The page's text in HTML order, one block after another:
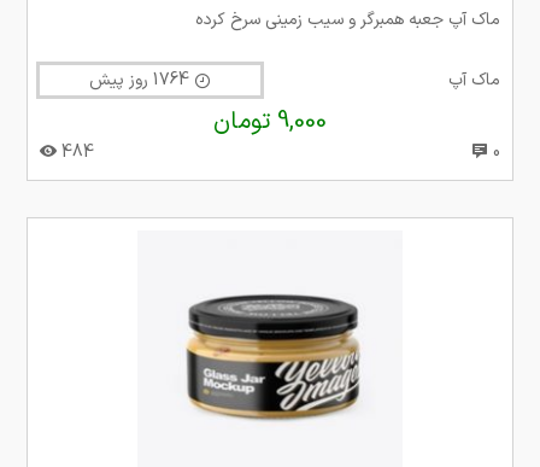
ماک آپ جعبه همبرگر و سیب زمینی سرخ کرده
ماک آپ
9,000 تومان
0
484